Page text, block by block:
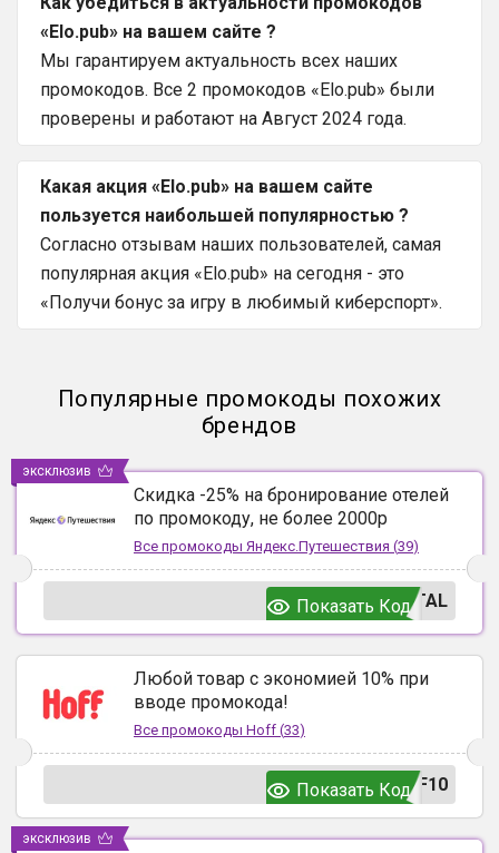
«Elo.pub» на вашем сайте ?
Мы гарантируем актуальность всех наших
промокодов. Все 2 промокодов «Elo.pub» были
проверены и работают на Август 2024 года.
Какая акция «Elo.pub» на вашем сайте
пользуется наибольшей популярностью ?
Согласно отзывам наших пользователей, самая
популярная акция «Elo.pub» на сегодня - это
«Получи бонус за игру в любимый киберспорт».
Популярные промокоды похожих
брендов
Скидка -25% на бронирование отелей
по промокоду, не более 2000р
Все промокоды Яндекс.Путешествия (39)
TAL
Показать Код
эксклюзив
Любой товар с экономией 10% при
вводе промокода!
Все промокоды Hoff (33)
F10
Показать Код
эксклюзив